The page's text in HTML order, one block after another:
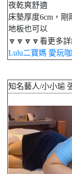
夜乾爽舒適
床墊厚度6cm，
地板也可以
🔽🔽🔽🔽看更多
Lulu二寶媽 愛玩
知名藝人/小小瑜